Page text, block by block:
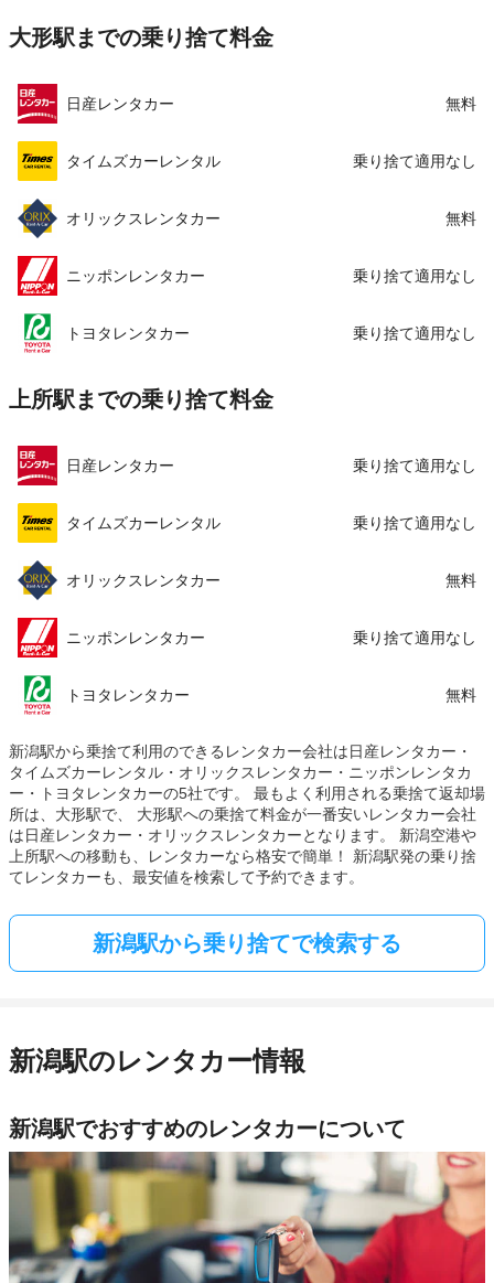
大形駅までの乗り捨て料金
日産レンタカー 無料
タイムズカーレンタル 乗り捨て適用なし
オリックスレンタカー 無料
ニッポンレンタカー 乗り捨て適用なし
トヨタレンタカー 乗り捨て適用なし
上所駅までの乗り捨て料金
日産レンタカー 乗り捨て適用なし
タイムズカーレンタル 乗り捨て適用なし
オリックスレンタカー 無料
ニッポンレンタカー 乗り捨て適用なし
トヨタレンタカー 無料
新潟駅から乗捨て利用のできるレンタカー会社は日産レンタカー・
タイムズカーレンタル・オリックスレンタカー・ニッポンレンタカ
ー・トヨタレンタカーの5社です。 最もよく利用される乗捨て返却場
所は、大形駅で、 大形駅への乗捨て料金が一番安いレンタカー会社
は日産レンタカー・オリックスレンタカーとなります。 新潟空港や
上所駅への移動も、レンタカーなら格安で簡単！ 新潟駅発の乗り捨
てレンタカーも、最安値を検索して予約できます。
新潟駅から乗り捨てで検索する
新潟駅のレンタカー情報
新潟駅でおすすめのレンタカーについて